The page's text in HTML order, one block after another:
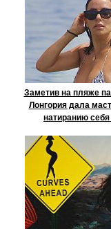
Заметив на пляже
Лонгория дала
натиранию